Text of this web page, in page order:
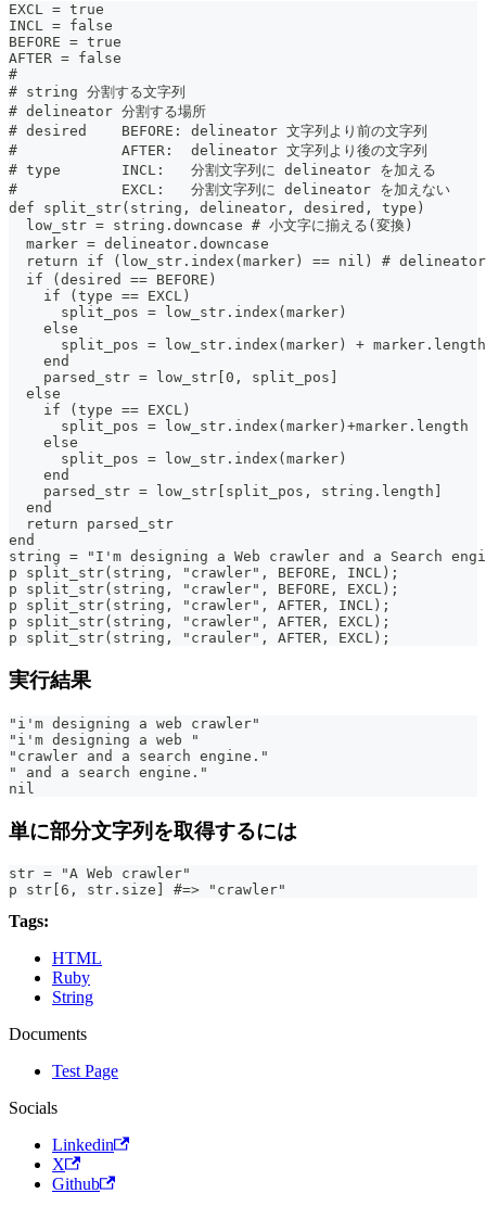
EXCL = true
INCL = false
BEFORE = true
AFTER = false
#
# string 分割する文字列
# delineator 分割する場所
# desired    BEFORE: delineator 文字列より前の文字列
#            AFTER:  delineator 文字列より後の文字列
# type       INCL:   分割文字列に delineator を加える
#            EXCL:   分割文字列に delineator を加えない
def split_str(string, delineator, desired, type)
  low_str = string.downcase # 小文字に揃える(変換)
  marker = delineator.downcase
return if (low_str.index(marker) == nil) # delineator
  if (desired == BEFORE)
    if (type == EXCL)
      split_pos = low_str.index(marker)
    else
      split_pos = low_str.index(marker) + marker.length
    end
    parsed_str = low_str[0, split_pos]
  else
    if (type == EXCL)
      split_pos = low_str.index(marker)+marker.length
    else
      split_pos = low_str.index(marker)
    end
    parsed_str = low_str[split_pos, string.length]
  end
  return parsed_str
end
string = "I'm designing a Web crawler and a Search
p split_str(string, "crawler", BEFORE, INCL);
p split_str(string, "crawler", BEFORE, EXCL);
p split_str(string, "crawler", AFTER, INCL);
p split_str(string, "crawler", AFTER, EXCL);
p split_str(string, "crauler", AFTER, EXCL);
実行結果
"i'm designing a web crawler"
"i'm designing a web "
"crawler and a search engine."
" and a search engine."
nil
単に部分文字列を取得するには
str = "A Web crawler"
p str[6, str.size] #=> "crawler"
Tags:
HTML
Ruby
String
Documents
Test Page
Socials
Linkedin
X
Github